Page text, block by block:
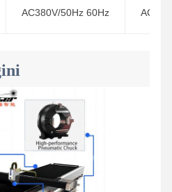
AC380V/50Hz 60Hz